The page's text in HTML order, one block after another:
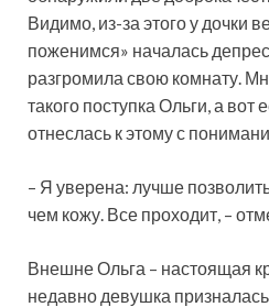
Видимо, из-за этого у дочки
поженимся» началась
разгромила свою комнату.
такого поступка Ольги, а вот
отнеслась к этому с
– Я уверена: лучше
чем кожу. Все проходит, –
Внешне Ольга – настоящая
недавно девушка